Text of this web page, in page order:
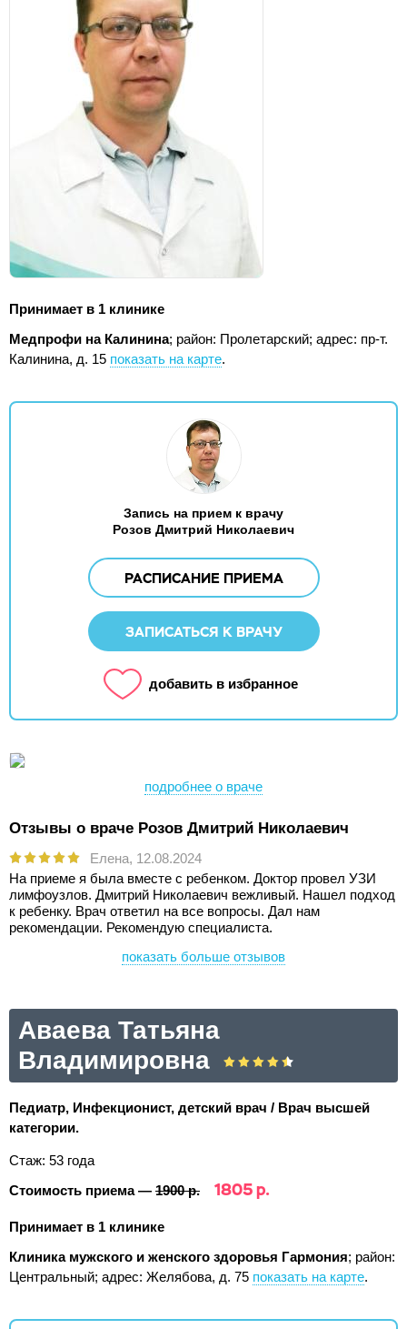
Принимает в 1 клинике
Медпрофи на Калинина; район: Пролетарский; адрес: пр-т.
Калинина, д. 15 показать на карте.
Запись на прием к врачу
Розов Дмитрий Николаевич
РАСПИСАНИЕ ПРИЕМА
ЗАПИСАТЬСЯ К ВРАЧУ
добавить в избранное
подробнее о враче
Отзывы о враче Розов Дмитрий Николаевич
Елена, 12.08.2024
На приеме я была вместе с ребенком. Доктор провел УЗИ
лимфоузлов. Дмитрий Николаевич вежливый. Нашел подход
к ребенку. Врач ответил на все вопросы. Дал нам
рекомендации. Рекомендую специалиста.
показать больше отзывов
Аваева Татьяна
Владимировна
Педиатр, Инфекционист, детский врач / Врач высшей
категории.
Стаж: 53 года
Стоимость приема — 1900 р. 1805 р.
Принимает в 1 клинике
Клиника мужского и женского здоровья Гармония; район:
Центральный; адрес: Желябова, д. 75 показать на карте.